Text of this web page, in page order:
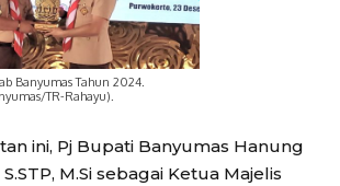
Banyumas Tahun 2024.
TR-Rahayu).
ini, Pj Bupati Banyumas Hanung
M.Si sebagai Ketua Majelis